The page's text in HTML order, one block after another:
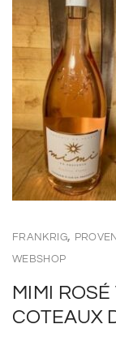
FRANKRIG,
WEBSHOP
MIMI
COTEAUX